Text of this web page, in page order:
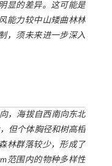
显的差异。这可能是
能力较中山矮曲林林
，须未来进一步深入
，海拔自西南向东北
但个体胸径和树高相
林群落较少，形成了
范围内的物种多样性